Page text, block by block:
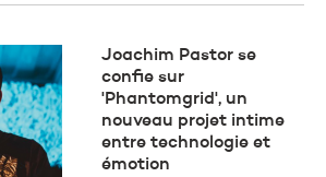
Joachim Pastor se
confie sur
'Phantomgrid', un
nouveau projet intime
entre technologie et
émotion